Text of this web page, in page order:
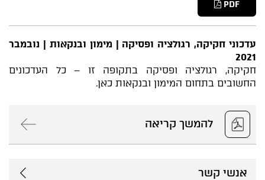
PDF
עדכוני חקיקה, רגולציה ופסיקה | מימון ובנקאות | נובמבר
2021
חקיקה, רגולציה ופסיקה בתקופה זו – כל העדכונים
החשובים בתחום המימון ובנקאות כאן.
להמשך קריאה
אנשי קשר